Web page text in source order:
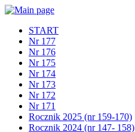
START
Nr 177
Nr 176
Nr 175
Nr 174
Nr 173
Nr 172
Nr 171
Rocznik 2025 (nr 159-170)
Rocznik 2024 (nr 147- 158)